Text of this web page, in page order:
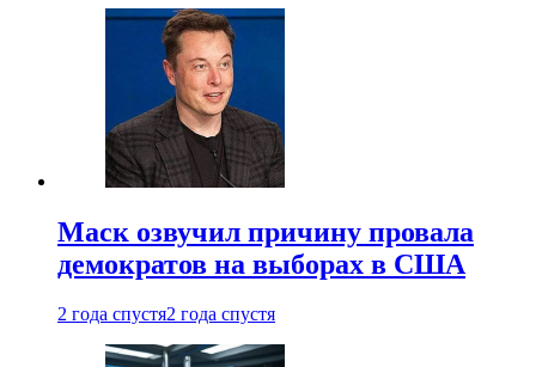
Маск озвучил причину провала
демократов на выборах в США
2 года спустя2 года спустя